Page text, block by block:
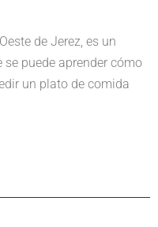
de Jerez, es un
puede aprender cómo
un plato de comida